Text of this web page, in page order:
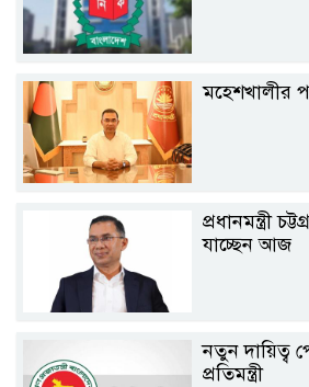
মহেশখালীর
প্রধানমন্ত্রী
যাচ্ছেন আজ
নতুন দায়িত্ব
প্রতিমন্ত্রী